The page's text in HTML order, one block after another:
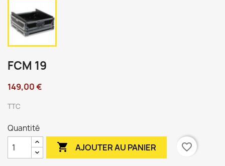
FCM 19
149,00 €
TTC
Quantité
 AJOUTER AU PANIER favorite_border